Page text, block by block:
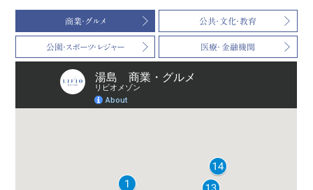
商業・グルメ 公共・文化・教育
公園・スポーツ・レジャー 医療・金融機関